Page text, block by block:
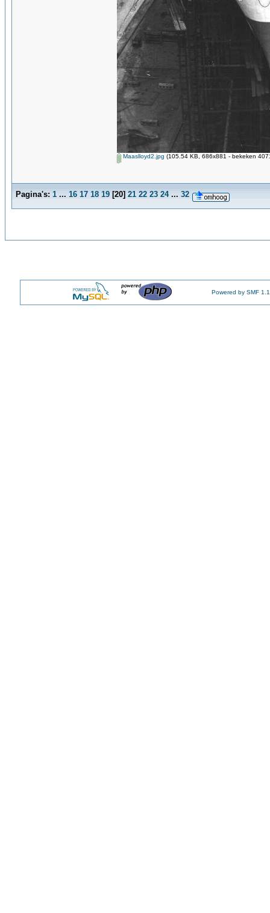
Maaslloyd2.jpg (105.54 KB, 686x881 - bekeken
Pagina's: 1 ... 16 17 18 19 [20] 21 22 23 24 ... 32
Powered by SMF